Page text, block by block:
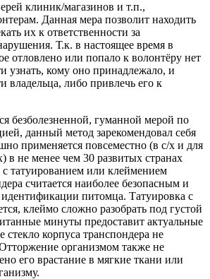
клиник/магазинов и т.п.,
Данная мера позволит находить
их к ответственности за
Т.к. в настоящее время в
отловлено или попало к волонтёру нет
узнать, кому оно принадлежало, и
владельца, либо привлечь его к
безболезненной, гуманной мерой по
данный метод зарекомендовал себя
применяется повсеместно (в с/х и для
не менее чем 30 развитых странах
татуированием или клеймением
считается наиболее безопасным и
питомца. Татуировка с
клеймо сложно разобрать под густой
минуты предоставит актуальные
корпуса транспондера не
организмом также не
его врастание в мягкие ткани или